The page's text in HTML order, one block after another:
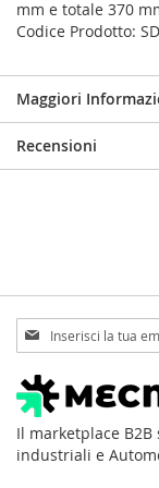
mm e totale 370
Codice Prodotto:
Maggiori
Recensioni
Iscriviti
alla
nostra
Newsletter:
Il marketplace
industriali e